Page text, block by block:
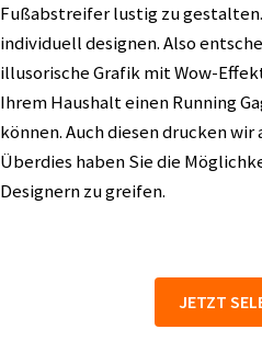
Fußabstreifer lustig zu
individuell designen. Also
illusorische Grafik mit Wow-
Ihrem Haushalt einen Running
können. Auch diesen drucken
Überdies haben Sie die
Designern zu greifen.
JETZT